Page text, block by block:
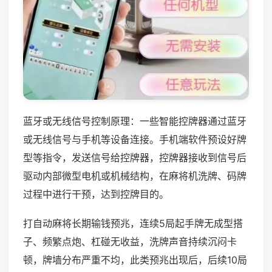
蓝牙或无线信号控制原理：一些智能控牌器通过蓝牙
或无线信号与手机等设备连接。手机端软件预设好牌
型等指令，发送信号给控牌器，控牌器接收到信号后
驱动内部微型电机或机械结构，在麻将机洗牌、码牌
过程中进行干预，达到控牌目的。
打自动麻将长期输钱预兆，连续5局起手牌无成型搭
子、频繁点炮、杠碰无收益，洗牌声音持续沉闷卡
顿，牌墙分布严重不均，此类预兆出现后，后续10局